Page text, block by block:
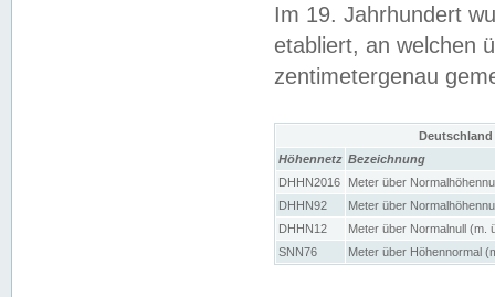
Im 19. Jahrhundert
etabliert, an welchen
zentimetergenau
Höhennetz Bezeichnung
DHHN2016
Meter über
DHHN92
Meter über
DHHN12
Meter über Normalnull (m.
SNN76
Meter über Höhennormal